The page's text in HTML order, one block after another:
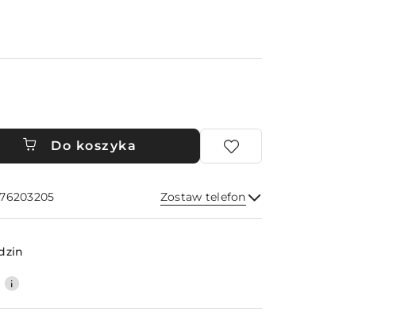
Do koszyka
Zostaw telefon
Wyślij